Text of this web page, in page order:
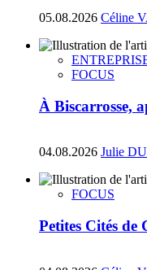
05.08.2026 Céline
FOCUS
À Biscarrosse,
04.08.2026 Julie
FOCUS
Petites Cités de